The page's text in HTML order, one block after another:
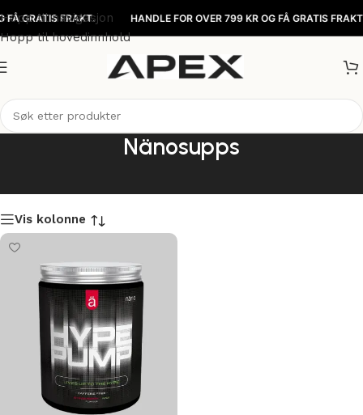
GRATIS FRAKT. HANDLE FOR OVER 799 KR OG FÅ GRATIS FRAKT.
Hopp til navigasjon
Hopp til hovedinnhold
Nänosupps
Vis kolonne